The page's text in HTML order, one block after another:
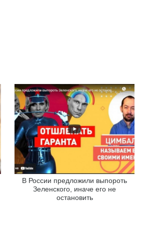
В России предложили выпороть
Зеленского, иначе его не
остановить